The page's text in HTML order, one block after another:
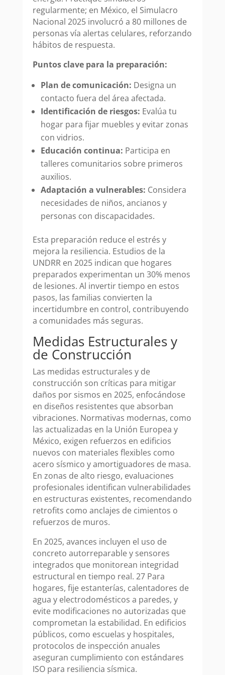
regularmente; en México, el Simulacro
Nacional 2025 involucró a 80 millones de
personas vía alertas celulares, reforzando
hábitos de respuesta.
Puntos clave para la preparación:
Plan de comunicación: Designa un
contacto fuera del área afectada.
Identificación de riesgos: Evalúa tu
hogar para fijar muebles y evitar zonas
con vidrios.
Educación continua: Participa en
talleres comunitarios sobre primeros
auxilios.
Adaptación a vulnerables: Considera
necesidades de niños, ancianos y
personas con discapacidades.
Esta preparación reduce el estrés y
mejora la resiliencia. Estudios de la
UNDRR en 2025 indican que hogares
preparados experimentan un 30% menos
de lesiones. Al invertir tiempo en estos
pasos, las familias convierten la
incertidumbre en control, contribuyendo
a comunidades más seguras.
Medidas Estructurales y
de Construcción
Las medidas estructurales y de
construcción son críticas para mitigar
daños por sismos en 2025, enfocándose
en diseños resistentes que absorban
vibraciones. Normativas modernas, como
las actualizadas en la Unión Europea y
México, exigen refuerzos en edificios
nuevos con materiales flexibles como
acero sísmico y amortiguadores de masa.
En zonas de alto riesgo, evaluaciones
profesionales identifican vulnerabilidades
en estructuras existentes, recomendando
retrofits como anclajes de cimientos o
refuerzos de muros.
En 2025, avances incluyen el uso de
concreto autorreparable y sensores
integrados que monitorean integridad
estructural en tiempo real. 27 Para
hogares, fije estanterías, calentadores de
agua y electrodomésticos a paredes, y
evite modificaciones no autorizadas que
comprometan la estabilidad. En edificios
públicos, como escuelas y hospitales,
protocolos de inspección anuales
aseguran cumplimiento con estándares
ISO para resiliencia sísmica.